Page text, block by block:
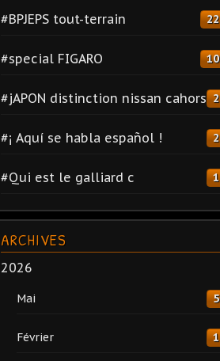
#BPJEPS tout-terrain 22
#special FIGARO 10
#jAPON distinction nissan cahors 2
#¡ Aquí se habla español ! 2
#Qui est le galliard c 1
ARCHIVES
2026
Mai 5
Février 1